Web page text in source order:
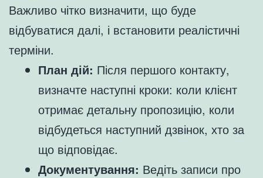
Важливо чітко визначити, що буде
відбуватися далі, і встановити реалістичні
терміни.
План дій: Після першого контакту,
визначте наступні кроки: коли клієнт
отримає детальну пропозицію, коли
відбудеться наступний дзвінок, хто за
що відповідає.
Документування: Ведіть записи про